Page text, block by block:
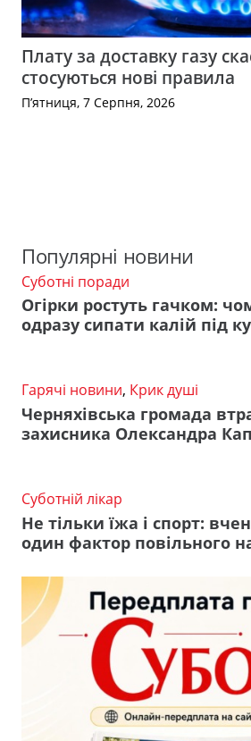
Плату за доставку газу
стосуються нові правила
П’ятниця, 7 Серпня, 2026
Популярні новини
Суботні поради
Огірки ростуть гачком:
одразу сипати калій під
Гарячі новини, Крик душі
Черняхівська громада
захисника Олександра
Суботній лікар
Не тільки їжа і спорт:
один фактор повільного